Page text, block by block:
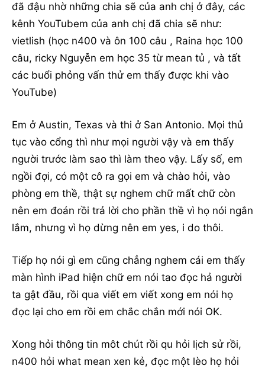
đã đậu nhờ những chia sẽ của anh chị ở đây, các
kênh YouTubem của anh chị đã chia sẽ như:
vietlish (học n400 và ôn 100 câu , Raina học 100
câu, ricky Nguyễn em học 35 từ mean tủ , và tất
các buổi phỏng vấn thử em thấy được khi vào
YouTube)
Em ở Austin, Texas và thi ở San Antonio. Mọi thủ
tục vào cổng thì như mọi người vậy và em thấy
người trước làm sao thì làm theo vậy. Lấy số, em
ngồi đợi, có một cô ra gọi em và chào hỏi, vào
phòng em thề, thật sự nghem chữ mất chữ còn
nên em đoán rồi trả lời cho phần thề vì họ nói ngắn
lắm, nhưng vì họ dừng nên em yes, i do thôi.
Tiếp họ nói gì em cũng chẳng nghem cái em thấy
màn hình iPad hiện chữ em nói tao đọc hả người
ta gật đầu, rồi qua viết em viết xong em nói họ
đọc lại cho em rồi em chắc chắn mới nói OK.
Xong hỏi thông tin môt chút rồi qu hỏi lịch sử rồi,
n400 hỏi what mean xen kẻ, đọc một lèo họ hỏi